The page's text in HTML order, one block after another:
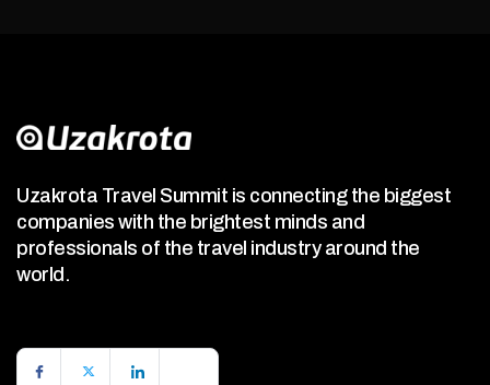
Uzakrota Travel Summit is connecting the biggest
companies with the brightest minds and
professionals of the travel industry around the
world.